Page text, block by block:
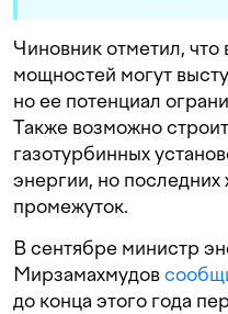
Чиновник отметил, что
мощностей могут
но ее потенциал
Также возможно
газотурбинных
энергии, но последних
промежуток.
В сентябре министр
Мирзамахмудов
до конца этого года